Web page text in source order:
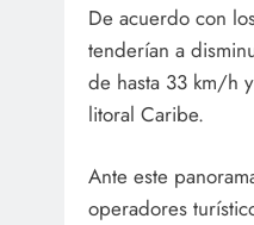
De acuerdo con
tenderían a
de hasta 33 km/h
litoral Caribe.
Ante este
operadores